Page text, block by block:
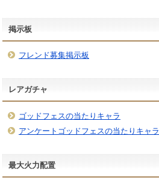
掲示板
フレンド募集掲示板
レアガチャ
ゴッドフェスの当たりキャラ
アンケートゴッドフェスの当たりキャラ
最大火力配置